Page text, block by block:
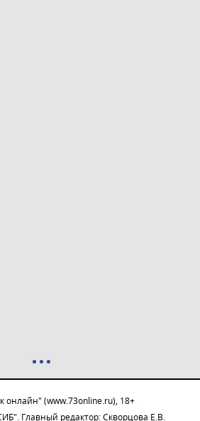
онлайн" (www.73online.ru), 18+
Главный редактор: Скворцова Е.В.